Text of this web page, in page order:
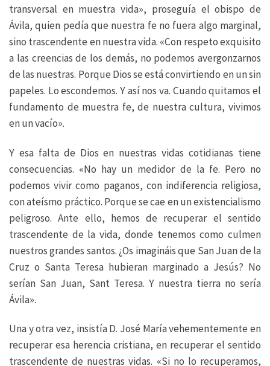
transversal en muestra vida», proseguía el obispo de
Ávila, quien pedía que nuestra fe no fuera algo marginal,
sino trascendente en nuestra vida. «Con respeto exquisito
a las creencias de los demás, no podemos avergonzarnos
de las nuestras. Porque Dios se está convirtiendo en un sin
papeles. Lo escondemos. Y así nos va. Cuando quitamos el
fundamento de muestra fe, de nuestra cultura, vivimos
en un vacío».
Y esa falta de Dios en nuestras vidas cotidianas tiene
consecuencias. «No hay un medidor de la fe. Pero no
podemos vivir como paganos, con indiferencia religiosa,
con ateísmo práctico. Porque se cae en un existencialismo
peligroso. Ante ello, hemos de recuperar el sentido
trascendente de la vida, donde tenemos como culmen
nuestros grandes santos. ¿Os imagináis que San Juan de la
Cruz o Santa Teresa hubieran marginado a Jesús? No
serían San Juan, Sant Teresa. Y nuestra tierra no sería
Ávila».
Una y otra vez, insistía D. José María vehementemente en
recuperar esa herencia cristiana, en recuperar el sentido
trascendente de nuestras vidas. «Si no lo recuperamos,